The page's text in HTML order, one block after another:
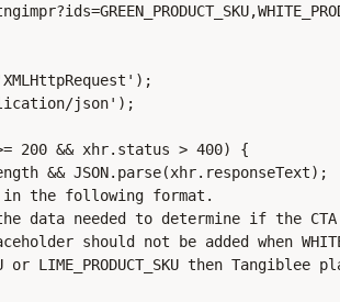
json');
200 && xhr.status > 400) {
&& JSON.parse(xhr.responseText);
the following format.
data needed to determine if the
should not be added when
LIME_PRODUCT_SKU then Tangiblee